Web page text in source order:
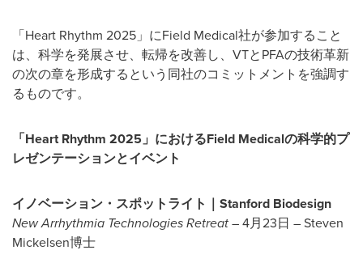
「Heart Rhythm 2025」にField Medical社が参加すること
は、科学を発展させ、転帰を改善し、VTとPFAの技術革新
の次の章を形成するという同社のコミットメントを強調す
るものです。
「Heart Rhythm 2025 」におけるField Medicalの科学的プ
レゼンテーションとイベント
イノベーション・スポットライト｜ Stanford Biodesign
New Arrhythmia Technologies Retreat–4月23日 – Steven
Mickelsen博士